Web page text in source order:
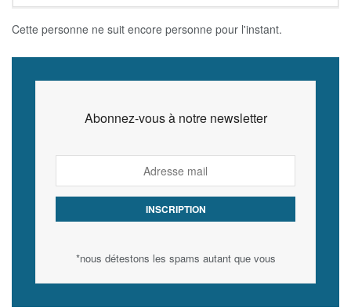
Cette personne ne suit encore personne pour l'instant.
Abonnez-vous à notre newsletter
*nous détestons les spams autant que vous